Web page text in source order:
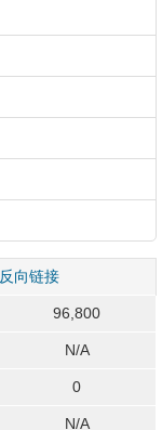
反向链接
96,800
N/A
0
N/A